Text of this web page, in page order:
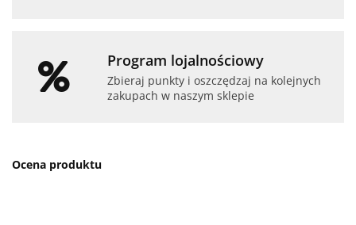
Program lojalnościowy
Zbieraj punkty i oszczędzaj na kolejnych
zakupach w naszym sklepie
Ocena produktu